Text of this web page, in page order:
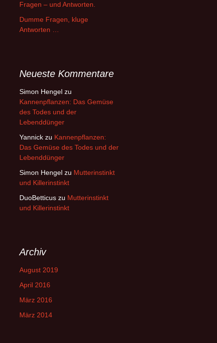
Fragen – und Antworten.
Dumme Fragen, kluge
Antworten …
Neueste Kommentare
Simon Hengel zu
Kannenpflanzen: Das Gemüse
des Todes und der
Lebenddünger
Yannick zu Kannenpflanzen:
Das Gemüse des Todes und der
Lebenddünger
Simon Hengel zu Mutterinstinkt
und Killerinstinkt
DuoBetticus zu Mutterinstinkt
und Killerinstinkt
Archiv
August 2019
April 2016
März 2016
März 2014